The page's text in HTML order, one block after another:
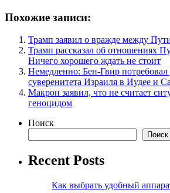
Похожие записи:
Трамп заявил о вражде между
Трамп рассказал об отношениях
Ничего хорошего ждать не стоит
Немедленно: Бен-Гвир потребовал
суверенитета Израиля в Иудее и
Макрон заявил, что не считает
геноцидом
Поиск
Поиск
Recent Posts
Как выбрать удобный